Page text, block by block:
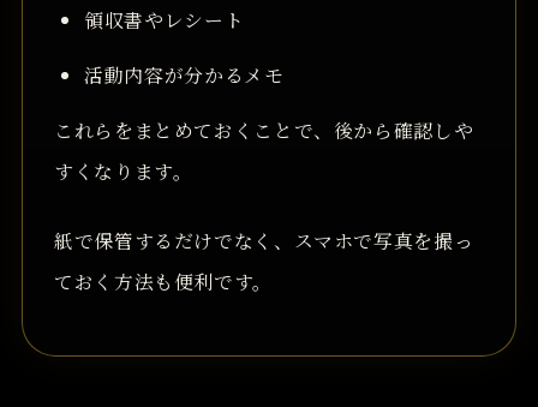
領収書やレシート
活動内容が分かるメモ
これらをまとめておくことで、後から確認しや
すくなります。
紙で保管するだけでなく、スマホで写真を撮っ
ておく方法も便利です。